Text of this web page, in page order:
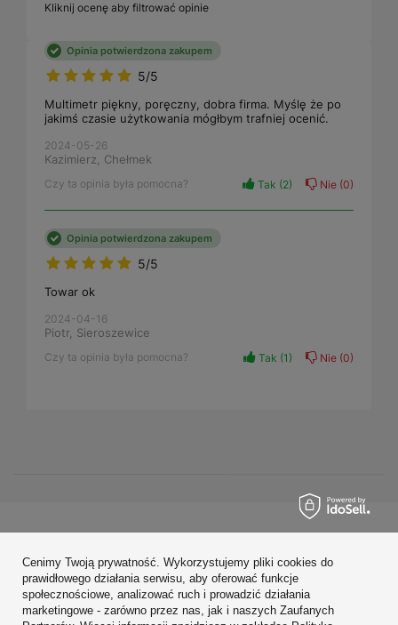
Kliknij ocenę aby filtrować opinie
5/5
Opinia potwierdzona zakupem
Multimetr piękny, poręczny, dobra firma. Myślę że po
jakimś czasie użytkowania mógłbym trafniej ocenić.
2024-05-26
Kazimierz, Chełmek
Czy ta opinia była pomocna? Tak 2 Nie 0
5/5
Opinia potwierdzona zakupem
Towar ok
2024-04-16
Piotr, Sieroszewice
Czy ta opinia była pomocna? Tak 1 Nie 0
Konto
Regulaminy
Cenimy Twoją prywatność. Wykorzystujemy pliki cookies do
prawidłowego działania serwisu, aby oferować funkcje
społecznościowe, analizować ruch i prowadzić działania
marketingowe - zarówno przez nas, jak i naszych Zaufanych